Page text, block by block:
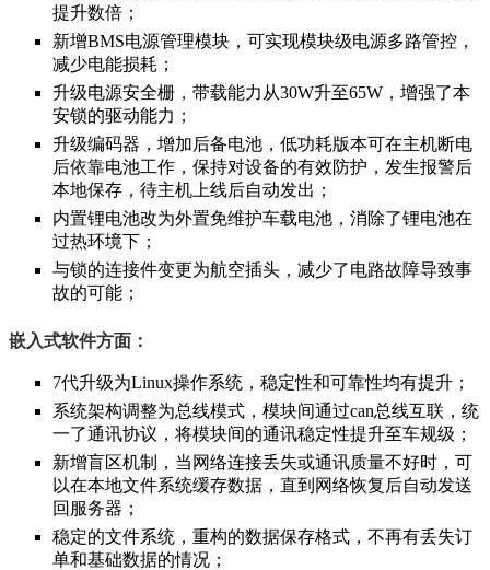
提升数倍；
新增BMS电源管理模块，可实现模块级电源多路管控，
减少电能损耗；
升级电源安全栅，带载能力从30W升至65W，增强了本
安锁的驱动能力；
升级编码器，增加后备电池，低功耗版本可在主机断电
后依靠电池工作，保持对设备的有效防护，发生报警后
本地保存，待主机上线后自动发出；
内置锂电池改为外置免维护车载电池，消除了锂电池在
过热环境下；
与锁的连接件变更为航空插头，减少了电路故障导致事
故的可能；
嵌入式软件方面：
7代升级为Linux操作系统，稳定性和可靠性均有提升；
系统架构调整为总线模式，模块间通过can总线互联，统
一了通讯协议，将模块间的通讯稳定性提升至车规级；
新增盲区机制，当网络连接丢失或通讯质量不好时，可
以在本地文件系统缓存数据，直到网络恢复后自动发送
回服务器；
稳定的文件系统，重构的数据保存格式，不再有丢失订
单和基础数据的情况；